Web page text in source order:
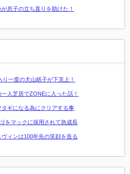
息子の立ち直りを助けた！
一度の犬山紙子が下克上！
人芝居でZONEに入った話！
ギになる為にクリアする事
をマックに採用されて急成長
ィンは100年先の笑顔を造る